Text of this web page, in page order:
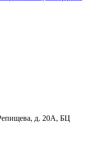
д. 20А, БЦ